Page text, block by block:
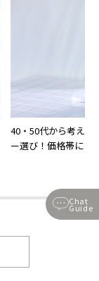
Chat
Guide
40・50代から考えた
ー選び！価格帯によ